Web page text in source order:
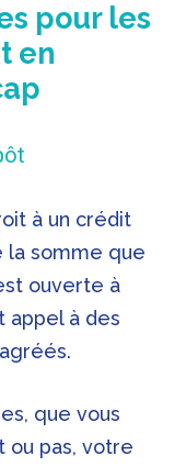
pour les
en
à un crédit
la somme que
ouverte à
appel à des
que vous
ou pas, votre